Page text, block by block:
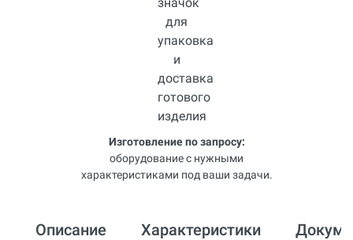
Изготовление по запросу:
оборудование с нужными
характеристиками под ваши задачи.
Описание Характеристики